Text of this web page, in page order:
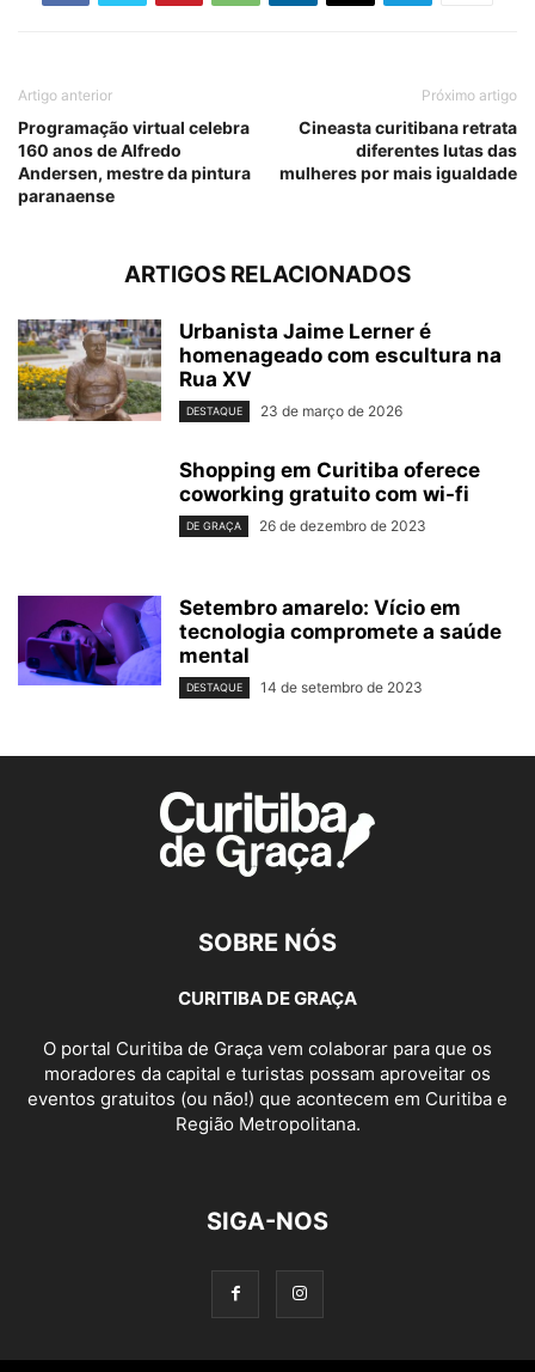
Artigo anterior
Programação virtual celebra
160 anos de Alfredo
Andersen, mestre da pintura
paranaense
Próximo artigo
Cineasta curitibana retrata
diferentes lutas das
mulheres por mais igualdade
ARTIGOS RELACIONADOS
Urbanista Jaime Lerner é
homenageado com escultura na
Rua XV
DESTAQUE 23 de março de 2026
Shopping em Curitiba oferece
coworking gratuito com wi-fi
DE GRAÇA 26 de dezembro de 2023
Setembro amarelo: Vício em
tecnologia compromete a saúde
mental
DESTAQUE 14 de setembro de 2023
SOBRE NÓS
CURITIBA DE GRAÇA
O portal Curitiba de Graça vem colaborar para que os
moradores da capital e turistas possam aproveitar os
eventos gratuitos (ou não!) que acontecem em Curitiba e
Região Metropolitana.
SIGA-NOS